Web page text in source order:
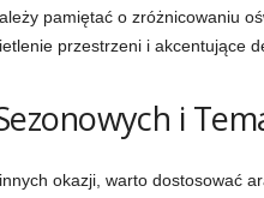
pamiętać o zróżnicowaniu
przestrzeni i akcentujące
i
okazji, warto dostosować